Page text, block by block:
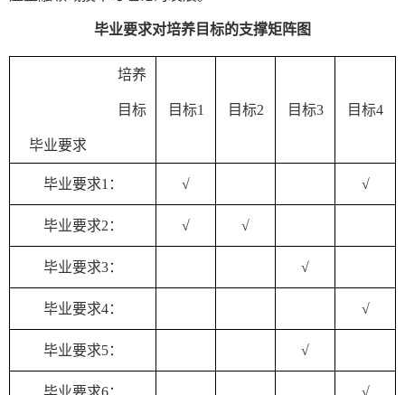
毕业要求对培养目标的支撑矩阵图
培养
目标
毕业要求
目标1 目标2 目标3 目标4
毕业要求1 ： √ √
毕业要求2： √ √
毕业要求3： √
毕业要求4： √
毕业要求5： √